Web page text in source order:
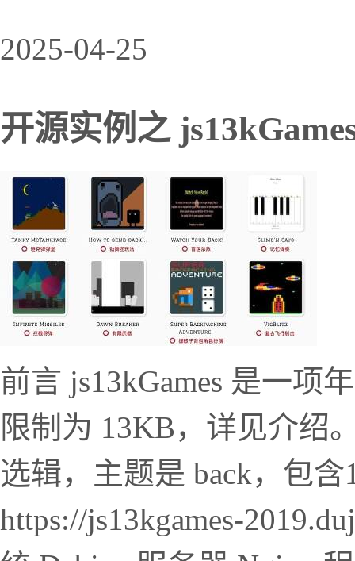
2025-04-25
开源实例之
前言 js13kGames 是一项
限制为 13KB，详见介绍
选辑，主题是 back，包
https://js13kgames-